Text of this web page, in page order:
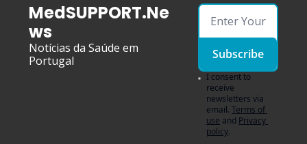
MedSUPPORT.Ne
ws
Notícias da Saúde em
Portugal
Subscribe
I consent to
receive
newsletters via
email. Terms of
use and Privacy
policy.